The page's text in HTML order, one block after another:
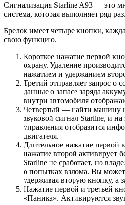
Сигнализация Starline A93 — это
система, которая выполняет ряд
Брелок имеет четыре кнопки,
свою функцию.
Короткое нажатие первой
охрану. Удаление
нажатием и удержанием
Третий отправляет запрос о
данные о запасе заряда
внутри автомобиля
Четвертый — найти машину
звуковой сигнал Starline, и
управления отобразится
двигателя.
Длительное нажатие первой
нажатие второй активирует
Starline не сработает, но
о попытках взлома. Вы
удерживая вторую кнопку, а
Нажатие первой и третьей
«Паника». Активируются